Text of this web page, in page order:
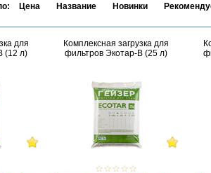
Цена Название Новинки
для
(12 л)
Комплексная загрузка для
фильтров Экотар-В (25 л)